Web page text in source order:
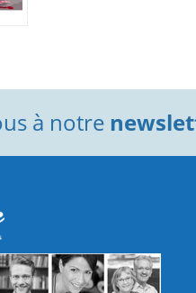
à notre